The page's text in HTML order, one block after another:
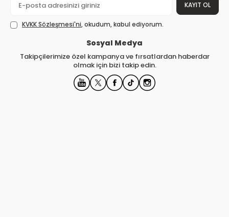
KAYIT OL
KVKK Sözleşmesi'ni, okudum, kabul ediyorum.
Sosyal Medya
Takipçilerimize özel kampanya ve fırsatlardan haberdar
olmak için bizi takip edin.